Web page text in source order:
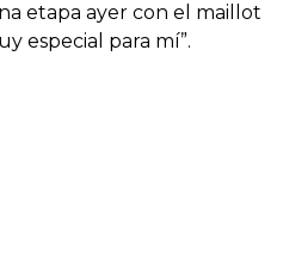
etapa ayer con el maillot
especial para mí”.